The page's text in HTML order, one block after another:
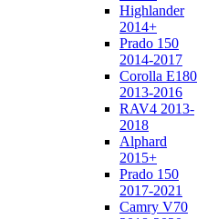
Highlander
2014+
Prado 150
2014-2017
Corolla E180
2013-2016
RAV4 2013-
2018
Alphard
2015+
Prado 150
2017-2021
Camry V70